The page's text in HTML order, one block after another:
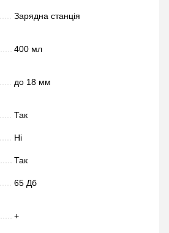
Зарядна станція
400 мл
до 18 мм
Так
Ні
Так
65 Дб
+